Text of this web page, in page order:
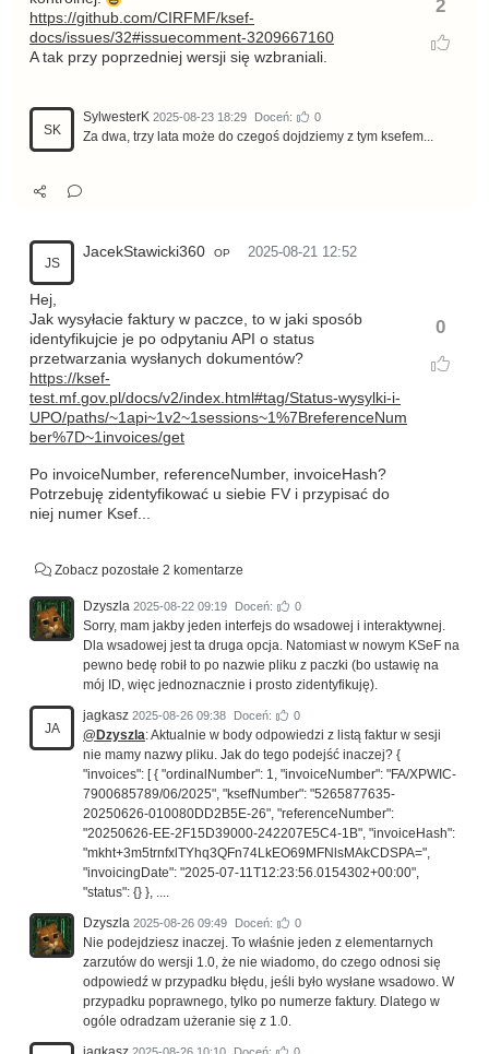
2
https://github.com/CIRFMF/ksef-
docs/issues/32#issuecomment-3209667160
A tak przy poprzedniej wersji się wzbraniali.
SK
SylwesterK 2025-08-23 18:29 Doceń: 0
Za dwa, trzy lata może do czegoś dojdziemy z tym ksefem...
JS
JacekStawicki360 OP 2025-08-21 12:52
0
Hej,
Jak wysyłacie faktury w paczce, to w jaki sposób
identyfikujcie je po odpytaniu API o status
przetwarzania wysłanych dokumentów?
https://ksef-
test.mf.gov.pl/docs/v2/index.html#tag/Status-wysylki-i-
UPO/paths/~1api~1v2~1sessions~1%7BreferenceNum
ber%7D~1invoices/get
Po invoiceNumber, referenceNumber, invoiceHash?
Potrzebuję zidentyfikować u siebie FV i przypisać do
niej numer Ksef...
Zobacz pozostałe 2 komentarze
Dzyszla 2025-08-22 09:19 Doceń: 0
Sorry, mam jakby jeden interfejs do wsadowej i interaktywnej.
Dla wsadowej jest ta druga opcja. Natomiast w nowym KSeF na
pewno bedę robił to po nazwie pliku z paczki (bo ustawię na
mój ID, więc jednoznacznie i prosto zidentyfikuję).
JA
jagkasz 2025-08-26 09:38 Doceń: 0
@Dzyszla: Aktualnie w body odpowiedzi z listą faktur w sesji
nie mamy nazwy pliku. Jak do tego podejść inaczej? {
"invoices": [ { "ordinalNumber": 1, "invoiceNumber": "FA/XPWIC-
7900685789/06/2025", "ksefNumber": "5265877635-
20250626-010080DD2B5E-26", "referenceNumber":
"20250626-EE-2F15D39000-242207E5C4-1B", "invoiceHash":
"mkht+3m5trnfxlTYhq3QFn74LkEO69MFNlsMAkCDSPA=",
"invoicingDate": "2025-07-11T12:23:56.0154302+00:00",
"status": {} }, ....
Dzyszla 2025-08-26 09:49 Doceń: 0
Nie podejdziesz inaczej. To właśnie jeden z elementarnych
zarzutów do wersji 1.0, że nie wiadomo, do czego odnosi się
odpowiedź w przypadku błędu, jeśli było wysłane wsadowo. W
przypadku poprawnego, tylko po numerze faktury. Dlatego w
ogóle odradzam użeranie się z 1.0.